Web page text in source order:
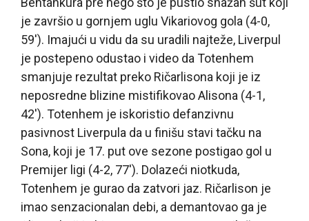
je završio u gornjem uglu Vikariovog gola (4-0,
59′). Imajući u vidu da su uradili najteže, Liverpul
je postepeno odustao i video da Totenhem
smanjuje rezultat preko Ričarlisona koji je iz
neposredne blizine mistifikovao Alisona (4-1,
42′). Totenhem je iskoristio defanzivnu
pasivnost Liverpula da u finišu stavi tačku na
Sona, koji je 17. put ove sezone postigao gol u
Premijer ligi (4-2, 77′). Dolazeći niotkuda,
Totenhem je gurao da zatvori jaz. Ričarlison je
imao senzacionalan debi, a demantovao ga je